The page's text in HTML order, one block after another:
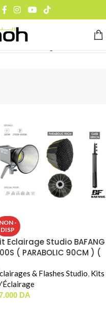
NON -
DISP
Eclairage Studio BAFANG
( PARABOLIC 90CM ) (
& Flashes Studio, Kits
DA